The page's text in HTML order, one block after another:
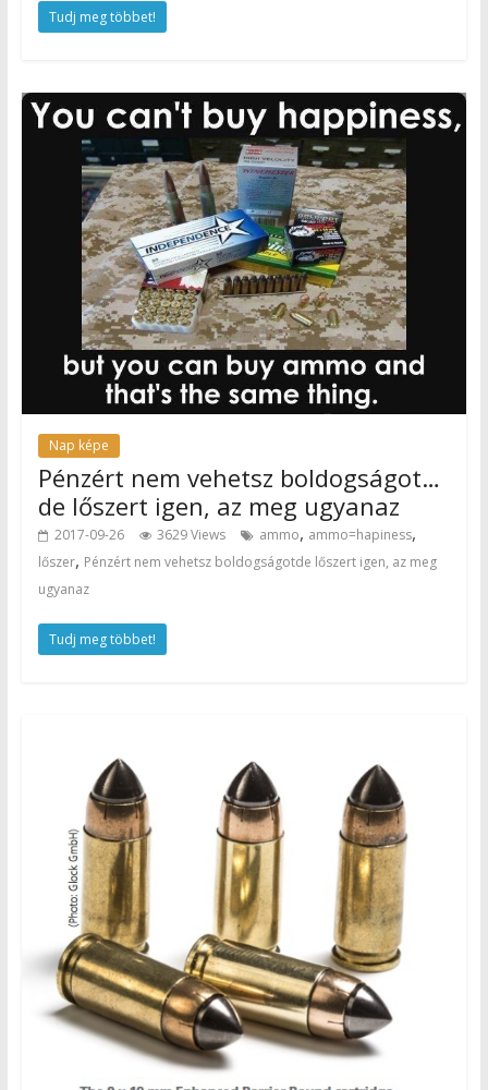
Tudj meg többet!
Nap képe
Pénzért nem vehetsz boldogságot…
de lőszert igen, az meg ugyanaz
2017-09-26 3629 Views ammo, ammo=hapiness,
lőszer, Pénzért nem vehetsz boldogságotde lőszert igen, az meg
ugyanaz
Tudj meg többet!